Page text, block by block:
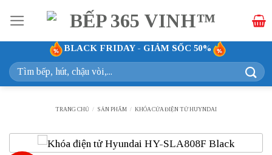
qua
nội
dung
BLACK FRIDAY - GIẢM SỐC 50%
Tìm
kiếm:
TRANG CHỦ / SẢN PHẨM / KHÓA CỬA ĐIỆN TỬ HUYNDAI